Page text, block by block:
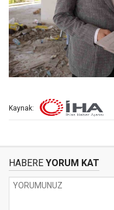
Kaynak:
HABERE YORUM KAT